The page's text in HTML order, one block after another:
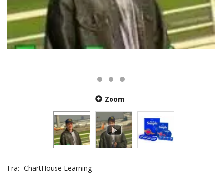
Zoom
Fra: ChartHouse Learning